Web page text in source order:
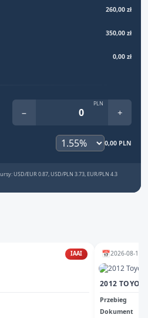
260,00 zł
350,00 zł
0,00 zł
−
PLN
+
0,00 PLN
USD/EUR 0.87, USD/PLN 3.73, EUR/PLN 4.3
IAAI 📅2026-08-11
2012
Przebieg
Dokument